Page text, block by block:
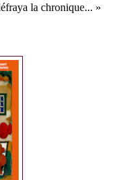
la chronique... »